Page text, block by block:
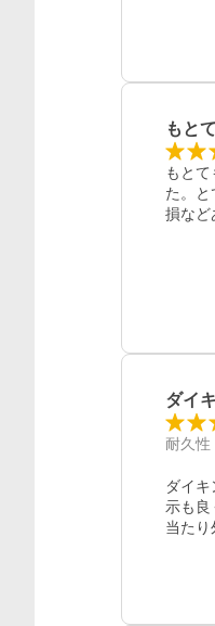
もと
もと
た。
損など
ダイ
耐久性
ダイ
示も良